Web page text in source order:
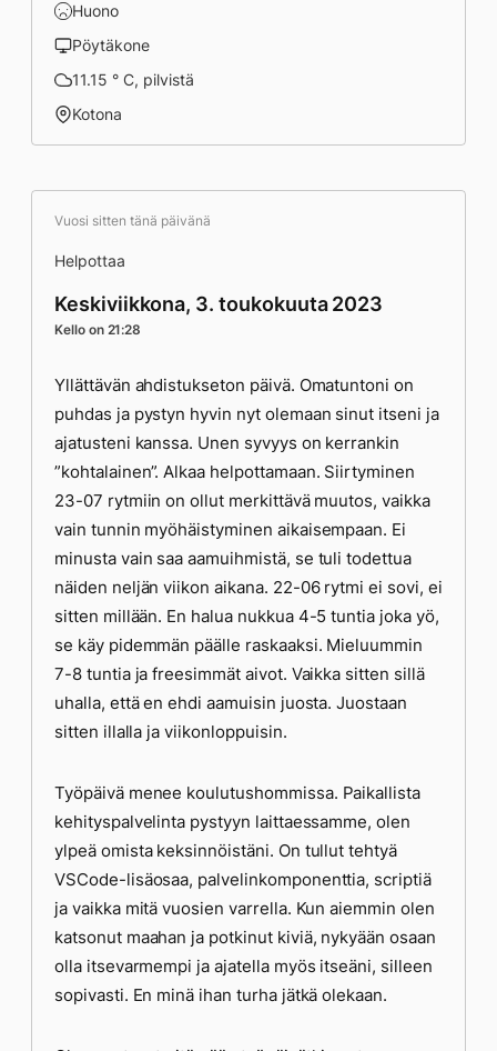
Huono
Pöytäkone
11.15 ° C, pilvistä
Kotona
Vuosi sitten tänä päivänä
Helpottaa
Keskiviikkona, 3. toukokuuta 2023
Kello on 21:28
Yllättävän ahdistukseton päivä. Omatuntoni on
puhdas ja pystyn hyvin nyt olemaan sinut itseni ja
ajatusteni kanssa. Unen syvyys on kerrankin
”kohtalainen”. Alkaa helpottamaan. Siirtyminen
23-07 rytmiin on ollut merkittävä muutos, vaikka
vain tunnin myöhäistyminen aikaisempaan. Ei
minusta vain saa aamuihmistä, se tuli todettua
näiden neljän viikon aikana. 22-06 rytmi ei sovi, ei
sitten millään. En halua nukkua 4-5 tuntia joka yö,
se käy pidemmän päälle raskaaksi. Mieluummin
7-8 tuntia ja freesimmät aivot. Vaikka sitten sillä
uhalla, että en ehdi aamuisin juosta. Juostaan
sitten illalla ja viikonloppuisin.
Työpäivä menee koulutushommissa. Paikallista
kehityspalvelinta pystyyn laittaessamme, olen
ylpeä omista keksinnöistäni. On tullut tehtyä
VSCode-lisäosaa, palvelinkomponenttia, scriptiä
ja vaikka mitä vuosien varrella. Kun aiemmin olen
katsonut maahan ja potkinut kiviä, nykyään osaan
olla itsevarmempi ja ajatella myös itseäni, silleen
sopivasti. En minä ihan turha jätkä olekaan.